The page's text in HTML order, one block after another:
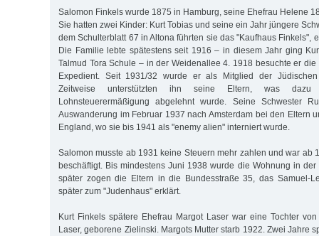
Salomon Finkels wurde 1875 in Hamburg, seine Ehefrau Helene
Sie hatten zwei Kinder: Kurt Tobias und seine ein Jahr jüngere
dem Schulterblatt 67 in Altona führten sie das "Kaufhaus Finkels",
Die Familie lebte spätestens seit 1916 – in diesem Jahr ging
Talmud Tora Schule – in der Weidenallee 4. 1918 besuchte er
Expedient. Seit 1931/32 wurde er als Mitglied der Jüdischen
Zeitweise unterstützten ihn seine Eltern, was
Lohnsteuerermäßigung abgelehnt wurde. Seine Schwester
Auswanderung im Februar 1937 nach Amsterdam bei den Eltern
England, wo sie bis 1941 als "enemy alien" interniert wurde.
Salomon musste ab 1931 keine Steuern mehr zahlen und war ab
beschäftigt. Bis mindestens Juni 1938 wurde die Wohnung in
später zogen die Eltern in die Bundesstraße 35, das Samuel-
später zum "Judenhaus" erklärt.
Kurt Finkels spätere Ehefrau Margot Laser war eine Tochter
Laser, geborene Zielinski. Margots Mutter starb 1922. Zwei Jahre